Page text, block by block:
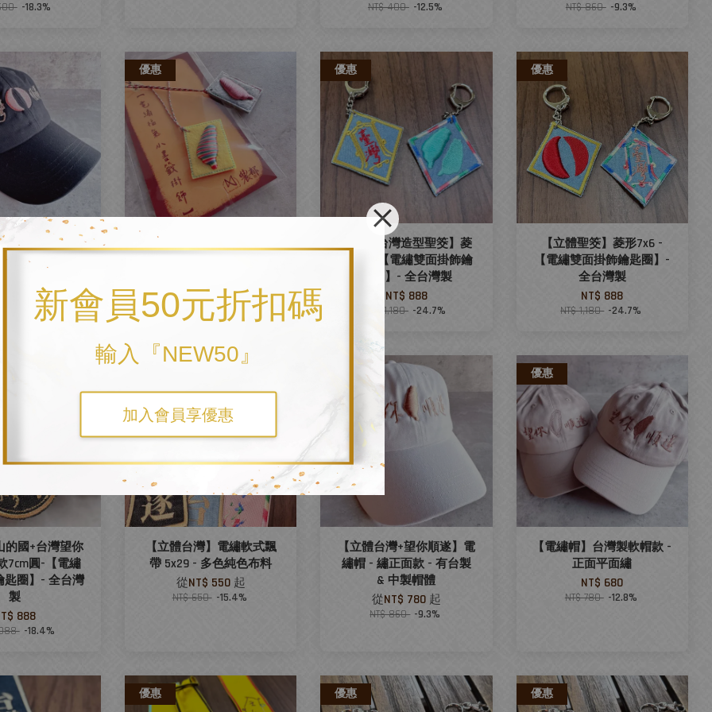
新會員50元折扣碼
輸入『NEW50』
加入會員享優惠
-18.3% NT$ 400 -12.5% NT$ 860 -9.3%
+台灣順遂】電
面款 - 有台製
780起
-9.3%
優惠
電繡【立體台灣】3x4小掛
NT$ 180 -16.7%
優惠
【立體台灣造型聖筊】菱
形7x6 -【電繡雙面掛飾鑰
匙圈】- 全台灣製
NT$ 888
NT$ 1,180 -24.7%
優惠
【立體聖筊】菱形7x6 -
【電繡雙面掛飾鑰匙圈】-
全台灣製
NT$ 888
NT$ 1,180 -24.7%
的國+台灣望你
7cm圓-【電繡
匙圈】- 全台灣
製
888
-18.4%
【立體台灣】電繡軟式飄
帶 5x29 - 多色純色布料
從NT$ 550 起
NT$ 650 -15.4%
【立體台灣+望你順遂】電
繡帽 - 繡正面款 - 有台製
& 中製帽體
從NT$ 780 起
NT$ 860 -9.3%
優惠
【電繡帽】台灣製軟帽款 -
正面平面繡
NT$ 680
NT$ 780 -12.8%
優惠 優惠 優惠